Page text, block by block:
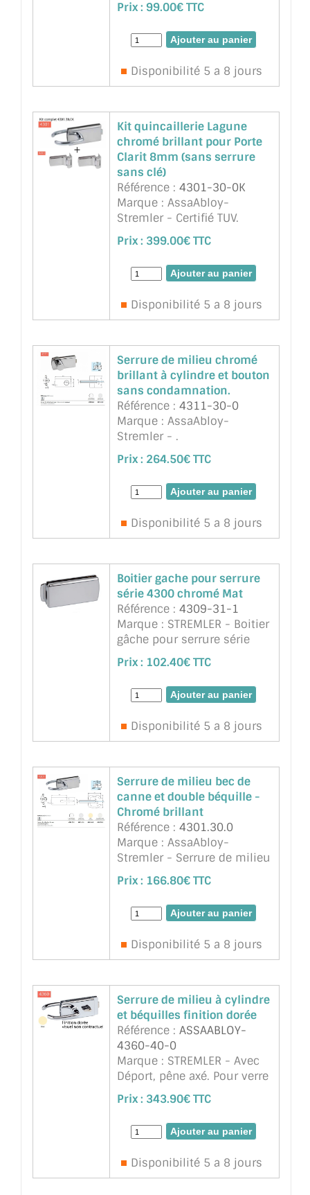
10mm -Ne nécessite
aucune encoche -Se pose
sur le chant du verre, jeu
du pêne en position sorti ...
suite
Prix : 99.00€ TTC
Disponibilité 5 a 8 jours
Kit quincaillerie Lagune
chromé brillant pour Porte
Clarit 8mm (sans serrure
sans clé)
Référence : 4301-30-0K
Marque : AssaAbloy-
Stremler - Certifié TUV.
Réversible. Montage sur
encoche 64A Pour verre
trempé de 8 et 10 mm
(selon modèles) Livrée avec
finitions : chr ... suite
Prix : 399.00€ TTC
Disponibilité 5 a 8 jours
Serrure de milieu chromé
brillant à cylindre et bouton
sans condamnation.
Référence : 4311-30-0
Marque : AssaAbloy-
Stremler - .
Prix : 264.50€ TTC
Disponibilité 5 a 8 jours
Boitier gache pour serrure
série 4300 chromé Mat
Référence : 4309-31-1
Marque : STREMLER - Boitier
gâche pour serrure série
4300 chromé mat. Avec
encoche 64A du verre
sécurit 8mm. Pour porte
Clarit
Prix : 102.40€ TTC
Disponibilité 5 a 8 jours
Serrure de milieu bec de
canne et double béquille -
Chromé brillant
Référence : 4301.30.0
Marque : AssaAbloy-
Stremler - Serrure de milieu
Lagune bec de canne et
double béquille. Chromé
brillant. Pour porte en verre
trempé de 8 à 10mm
encoche 64A. R&e ...suite
Prix : 166.80€ TTC
Disponibilité 5 a 8 jours
Serrure de milieu à cylindre
et béquilles finition dorée
Référence : ASSAABLOY-
4360-40-0
Marque : STREMLER - Avec
Déport, pêne axé. Pour verre
sécurit 8mm. Encoche 64A.
Le mécanisme déporté
permet un contact de la
porte en fond de feuillure, et
Prix : 343.90€ TTC
Disponibilité 5 a 8 jours